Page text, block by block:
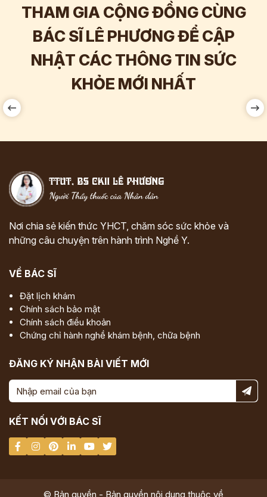
THAM GIA CỘNG ĐỒNG CÙNG
BÁC SĨ LÊ PHƯƠNG ĐỂ CẬP
NHẬT CÁC THÔNG TIN SỨC
KHỎE MỚI NHẤT
Nơi chia sẻ kiến thức YHCT, chăm sóc sức khỏe và
những câu chuyện trên hành trình Nghề Y.
VỀ BÁC SĨ
Đặt lịch khám
Chính sách bảo mật
Chính sách điều khoản
Chứng chỉ hành nghề khám bệnh, chữa bệnh
ĐĂNG KÝ NHẬN BÀI VIẾT MỚI
KẾT NỐI VỚI BÁC SĨ
© Bản quyền - Bản quyền nội dung thuộc về